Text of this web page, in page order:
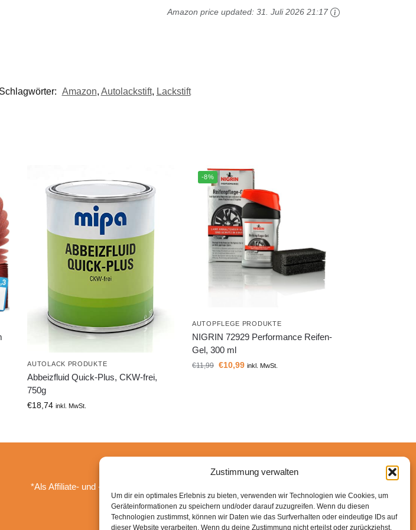
Zustimmung verwalten
Um dir ein optimales Erlebnis zu bieten, verwenden wir Technologien wie Cookies, um
Geräteinformationen zu speichern und/oder darauf zuzugreifen. Wenn du diesen
Technologien zustimmst, können wir Daten wie das Surfverhalten oder eindeutige IDs auf
dieser Website verarbeiten. Wenn du deine Zustimmung nicht erteilst oder zurückziehst,
Amazon price updated:31. Juli 2026 21:17
Schlagwörter: Amazon, Autolackstift, Lackstift
AUTOLACK PRODUKTE
Abbeizfluid Quick-Plus, CKW-frei,
750g
€18,74 inkl. MwSt.
-8%
AUTOPFLEGE PRODUKTE
NIGRIN 72929 Performance Reifen-
Gel, 300 ml
€11,99 €10,99 inkl. MwSt.
*Als Affiliate- und -Ebay/Amazon-Partner verdiene ich an qualifizierten Käufen.